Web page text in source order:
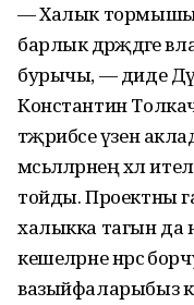
— Халык
барлык дәрәҗәдәге
бурычы, — диде
Константин
тәҗрибәсе үзен
мәсьәләләрнең хәл
тойды. Проектны
халыкка тагын да
кешеләрне нәрсә
вазыйфаларыбыз